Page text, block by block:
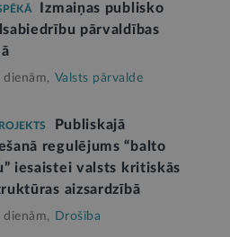
Izmaiņas publisko
pārvaldības
dienām, Valsts pārvalde
Publiskajā
regulējums “balto
iesaistei valsts kritiskās
aizsardzībā
dienām, Drošība